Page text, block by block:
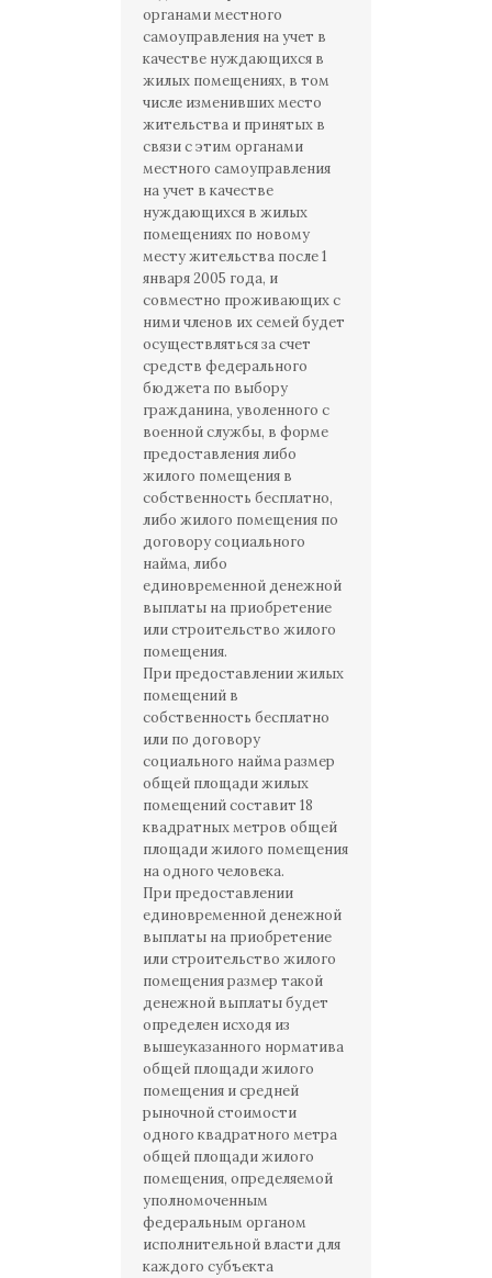
органами местного
самоуправления на учет в
качестве нуждающихся в
жилых помещениях, в том
числе изменивших место
жительства и принятых в
связи с этим органами
местного самоуправления
на учет в качестве
нуждающихся в жилых
помещениях по новому
месту жительства после 1
января 2005 года, и
совместно проживающих с
ними членов их семей будет
осуществляться за счет
средств федерального
бюджета по выбору
гражданина, уволенного с
военной службы, в форме
предоставления либо
жилого помещения в
собственность бесплатно,
либо жилого помещения по
договору социального
найма, либо
единовременной денежной
выплаты на приобретение
или строительство жилого
помещения.
При предоставлении жилых
помещений в
собственность бесплатно
или по договору
социального найма размер
общей площади жилых
помещений составит 18
квадратных метров общей
площади жилого помещения
на одного человека.
При предоставлении
единовременной денежной
выплаты на приобретение
или строительство жилого
помещения размер такой
денежной выплаты будет
определен исходя из
вышеуказанного норматива
общей площади жилого
помещения и средней
рыночной стоимости
одного квадратного метра
общей площади жилого
помещения, определяемой
уполномоченным
федеральным органом
исполнительной власти для
каждого субъекта